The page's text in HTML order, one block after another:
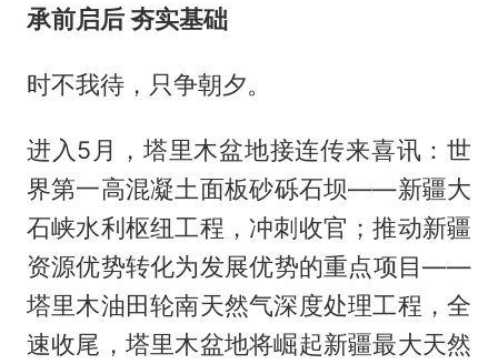
承前启后 夯实基础
时不我待，只争朝夕。
进入5月，塔里木盆地接连传来喜讯：世
界第一高混凝土面板砂砾石坝——新疆大
石峡水利枢纽工程，冲刺收官；推动新疆
资源优势转化为发展优势的重点项目——
塔里木油田轮南天然气深度处理工程，全
速收尾，塔里木盆地将崛起新疆最大天然